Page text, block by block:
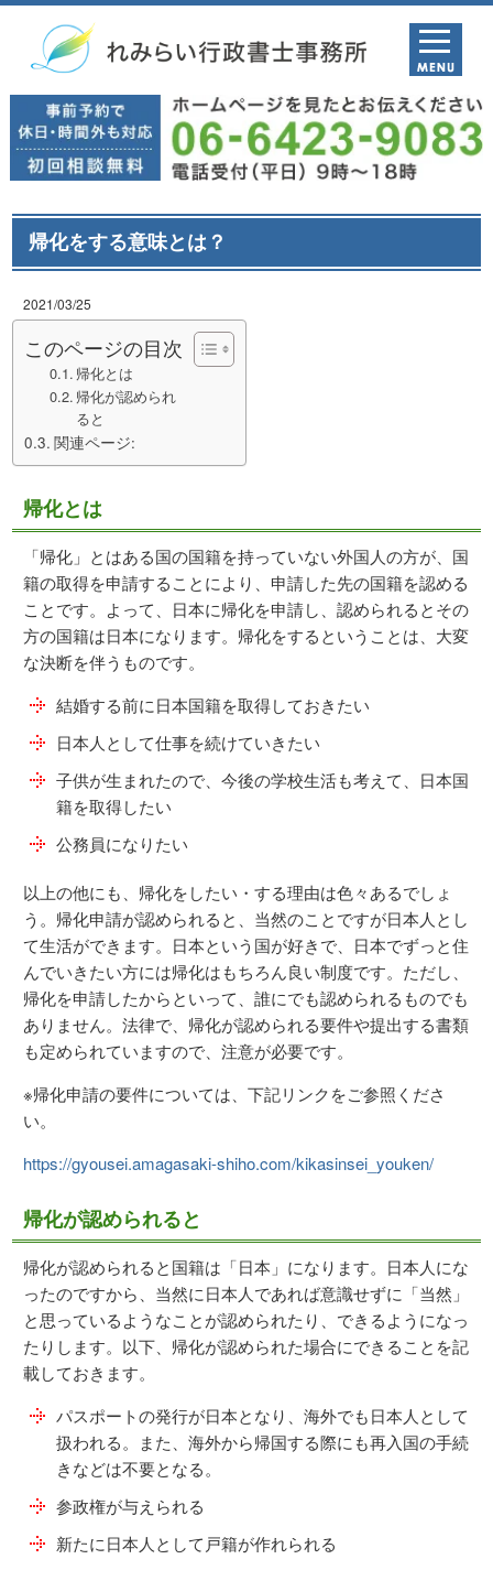
帰化をする意味とは？
2021/03/25
このページの目次
帰化とは
帰化が認められ
ると
関連ページ:
帰化とは
「帰化」とはある国の国籍を持っていない外国人の方が、国
籍の取得を申請することにより、申請した先の国籍を認める
ことです。よって、日本に帰化を申請し、認められるとその
方の国籍は日本になります。帰化をするということは、大変
な決断を伴うものです。
結婚する前に日本国籍を取得しておきたい
日本人として仕事を続けていきたい
子供が生まれたので、今後の学校生活も考えて、日本国
籍を取得したい
公務員になりたい
以上の他にも、帰化をしたい・する理由は色々あるでしょ
う。帰化申請が認められると、当然のことですが日本人とし
て生活ができます。日本という国が好きで、日本でずっと住
んでいきたい方には帰化はもちろん良い制度です。ただし、
帰化を申請したからといって、誰にでも認められるものでも
ありません。法律で、帰化が認められる要件や提出する書類
も定められていますので、注意が必要です。
※帰化申請の要件については、下記リンクをご参照くださ
い。
https://gyousei.amagasaki-shiho.com/kikasinsei_youken/
帰化が認められると
帰化が認められると国籍は「日本」になります。日本人にな
ったのですから、当然に日本人であれば意識せずに「当然」
と思っているようなことが認められたり、できるようになっ
たりします。以下、帰化が認められた場合にできることを記
載しておきます。
パスポートの発行が日本となり、海外でも日本人として
扱われる。また、海外から帰国する際にも再入国の手続
きなどは不要となる。
参政権が与えられる
新たに日本人として戸籍が作れられる